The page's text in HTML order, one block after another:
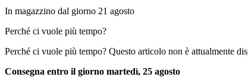
In magazzino dal giorno 21 agosto
Perché ci vuole più tempo?
Perché ci vuole più tempo? Questo articolo non è attualmente
Consegna entro il giorno martedì, 25 agosto